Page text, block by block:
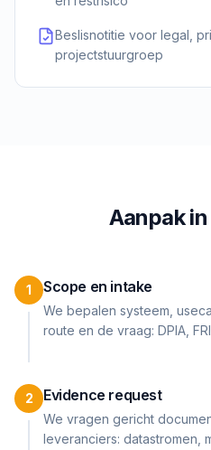
Beslisnotitie voor legal,
projectstuurgroep
Aanpak
1 Scope en intake
We bepalen systeem,
route en de vraag: DPIA,
2 Evidence request
We vragen gericht
leveranciers: datastromen,